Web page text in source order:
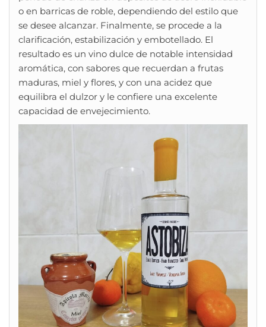
o en barricas de roble, dependiendo del estilo que
se desee alcanzar. Finalmente, se procede a la
clarificación, estabilización y embotellado. El
resultado es un vino dulce de notable intensidad
aromática, con sabores que recuerdan a frutas
maduras, miel y flores, y con una acidez que
equilibra el dulzor y le confiere una excelente
capacidad de envejecimiento.